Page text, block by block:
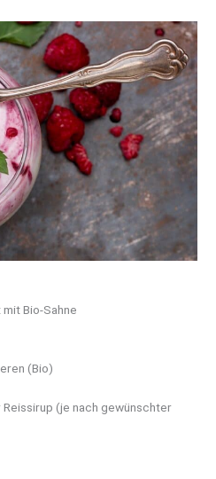
Bio-Sahne
(Bio)
(je nach gewünschter